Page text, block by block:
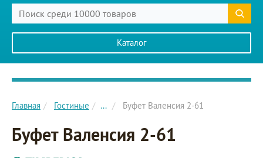
Каталог
Главное меню сайта
Главная Гостиные ... Буфет Валенсия 2-61
Буфет Валенсия 2-61